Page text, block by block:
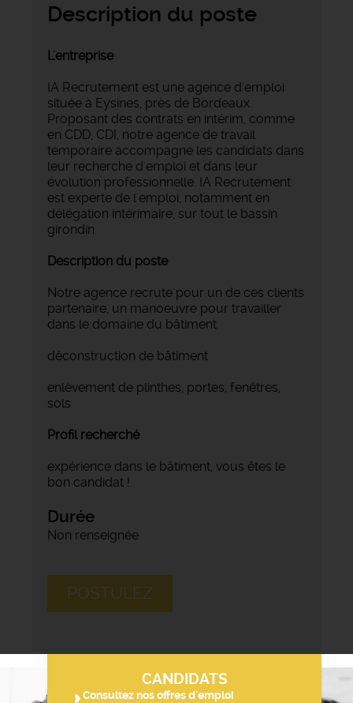
Description du poste
L'entreprise
IA Recrutement est une agence d'emploi
située à Eysines, près de Bordeaux.
Proposant des contrats en intérim, comme
en CDD, CDI, notre agence de travail
temporaire accompagne les candidats dans
leur recherche d'emploi et dans leur
évolution professionnelle. IA Recrutement
est experte de l'emploi, notamment en
délégation intérimaire, sur tout le bassin
girondin.
Description du poste
Notre agence recrute pour un de ces clients
partenaire, un manoeuvre pour travailler
dans le domaine du bâtiment
déconstruction de bâtiment
enlèvement de plinthes, portes, fenêtres,
sols
Profil recherché
expérience dans le bâtiment, vous êtes le
bon candidat !
Durée
Non renseignée
POSTULEZ
CANDIDATS
Consultez nos offres d'emploi